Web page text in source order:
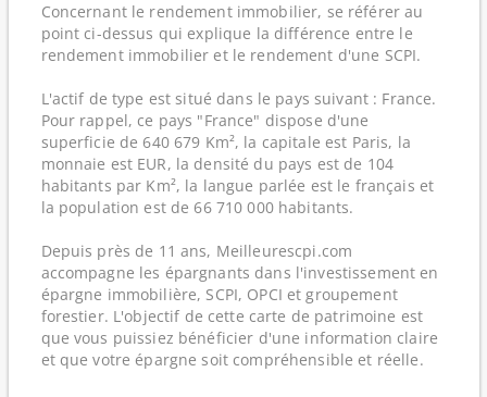
Concernant le rendement immobilier, se référer au
point ci-dessus qui explique la différence entre le
rendement immobilier et le rendement d'une SCPI.
L'actif de type est situé dans le pays suivant : France.
Pour rappel, ce pays "France" dispose d'une
superficie de 640 679 Km², la capitale est Paris, la
monnaie est EUR, la densité du pays est de 104
habitants par Km², la langue parlée est le français et
la population est de 66 710 000 habitants.
Depuis près de 11 ans, Meilleurescpi.com
accompagne les épargnants dans l'investissement en
épargne immobilière, SCPI, OPCI et groupement
forestier. L'objectif de cette carte de patrimoine est
que vous puissiez bénéficier d'une information claire
et que votre épargne soit compréhensible et réelle.